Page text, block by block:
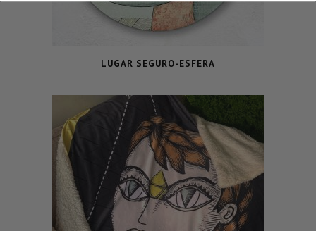
LUGAR SEGURO-ESFERA